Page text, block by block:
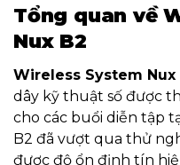
Tổng quan về
Nux B2
Wireless System Nux
dây kỹ thuật số được
cho các buổi diễn tập
B2 đã vượt qua thử
được độ ổn định tín